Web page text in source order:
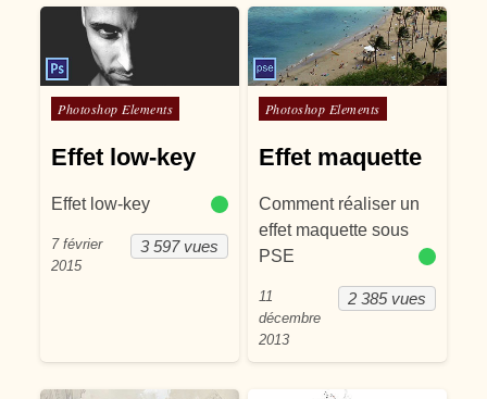
Posté dans
Photoshop Elements
Effet low-key
Effet low-key
3 597 vues
7 février
2015
Posté dans
Photoshop Elements
Effet maquette
Comment réaliser un
effet maquette sous
PSE
2 385 vues
11
décembre
2013